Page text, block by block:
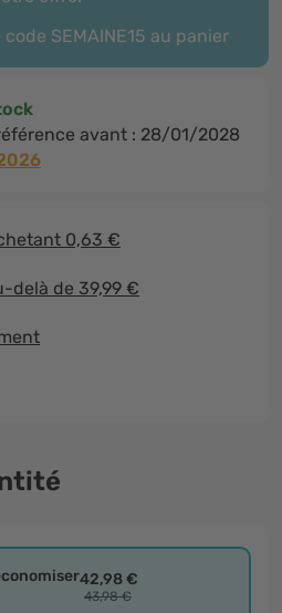
code SEMAINE15 au panier
avant : 28/01/2028
0,63 €
delà de 39,99 €
42,98 €
43,98 €